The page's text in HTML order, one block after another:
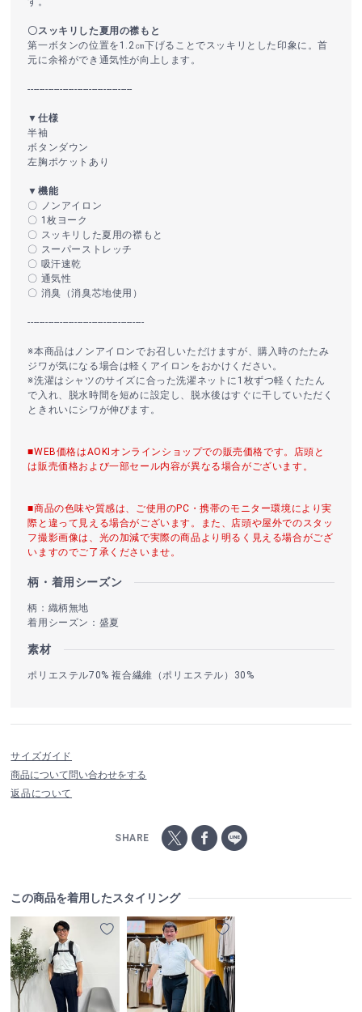
〇スッキリした夏用の襟もと
第一ボタンの位置を1.2㎝下げることでスッキリとした印象に。首
元に余裕ができ通気性が向上します。
------------------------------------
▼仕様
半袖
ボタンダウン
左胸ポケットあり
▼機能
〇 ノンアイロン
〇 1枚ヨーク
〇 スッキリした夏用の襟もと
〇 スーパーストレッチ
〇 吸汗速乾
〇 通気性
〇 消臭（消臭芯地使用）
----------------------------------------
※本商品はノンアイロンでお召しいただけますが、購入時のたたみ
ジワが気になる場合は軽くアイロンをおかけください。
※洗濯はシャツのサイズに合った洗濯ネットに1枚ずつ軽くたたん
で入れ、脱水時間を短めに設定し、脱水後はすぐに干していただく
ときれいにシワが伸びます。
■WEB価格はAOKIオンラインショップでの販売価格です。店頭と
は販売価格および一部セール内容が異なる場合がございます。
■商品の色味や質感は、ご使用のPC・携帯のモニター環境により実
際と違って見える場合がございます。また、店頭や屋外でのスタッ
フ撮影画像は、光の加減で実際の商品より明るく見える場合がござ
いますのでご了承くださいませ。
柄・着用シーズン
柄：織柄無地
着用シーズン：盛夏
素材
ポリエステル70% 複合繊維（ポリエステル）30%
サイズガイド
商品について問い合わせをする
返品について
SHARE
この商品を着用したスタイリング